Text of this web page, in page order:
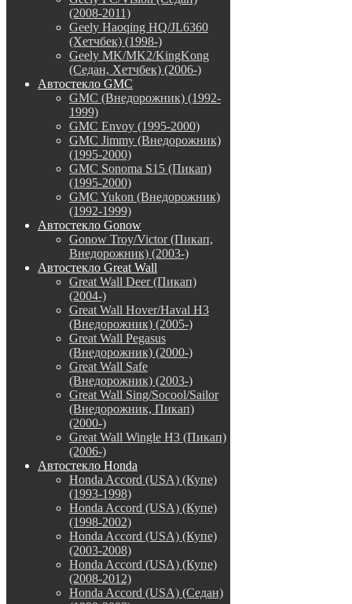
(2008-2011)
Geely Haoqing HQ/JL6360
(Хетчбек) (1998-)
Geely MK/MK2/KingKong
(Седан, Хетчбек) (2006-)
Автостекло GMC
GMC (Внедорожник) (1992-
1999)
GMC Envoy (1995-2000)
GMC Jimmy (Внедорожник)
(1995-2000)
GMC Sonoma S15 (Пикап)
(1995-2000)
GMC Yukon (Внедорожник)
(1992-1999)
Автостекло Gonow
Gonow Troy/Victor (Пикап,
Внедорожник) (2003-)
Автостекло Great Wall
Great Wall Deer (Пикап)
(2004-)
Great Wall Hover/Haval H3
(Внедорожник) (2005-)
Great Wall Pegasus
(Внедорожник) (2000-)
Great Wall Safe
(Внедорожник) (2003-)
Great Wall Sing/Socool/Sailor
(Внедорожник, Пикап)
(2000-)
Great Wall Wingle H3 (Пикап)
(2006-)
Автостекло Honda
Honda Accord (USA) (Купе)
(1993-1998)
Honda Accord (USA) (Купе)
(1998-2002)
Honda Accord (USA) (Купе)
(2003-2008)
Honda Accord (USA) (Купе)
(2008-2012)
Honda Accord (USA) (Седан)